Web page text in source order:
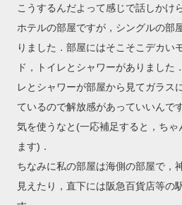
こうするんだよって感じで話しかけ
ホテルの部屋ですが，シングルの部
りました．部屋にはそこそこデカい
ド，トイレとシャワーがありました
レとシャワーが部屋から見てガラス
ているので解放感があっていいんで
気を使うなと(一応補足すると，ち
ます)．
ちなみに私の部屋は海側の部屋で，
見えたり，直下には阪急百貨店等の